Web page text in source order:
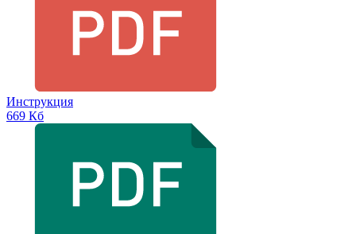
Инструкция
669 Кб